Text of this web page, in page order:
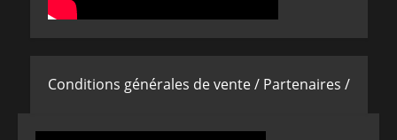
Conditions générales de vente / Partenaires /